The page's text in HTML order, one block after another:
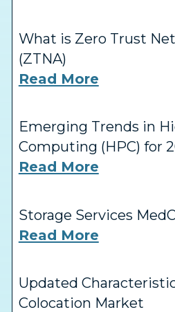
What is Zero Trust
(ZTNA)
Read More
Emerging Trends in
Computing (HPC) for
Read More
Storage Services
Read More
Updated
Colocation Market